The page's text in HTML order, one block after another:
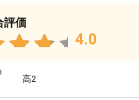
評価
4.0
高2